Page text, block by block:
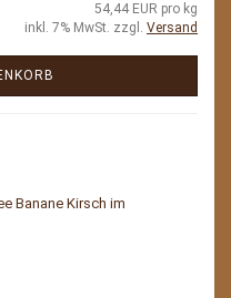
54,44 EUR pro kg
inkl. 7% MwSt. zzgl. Versand